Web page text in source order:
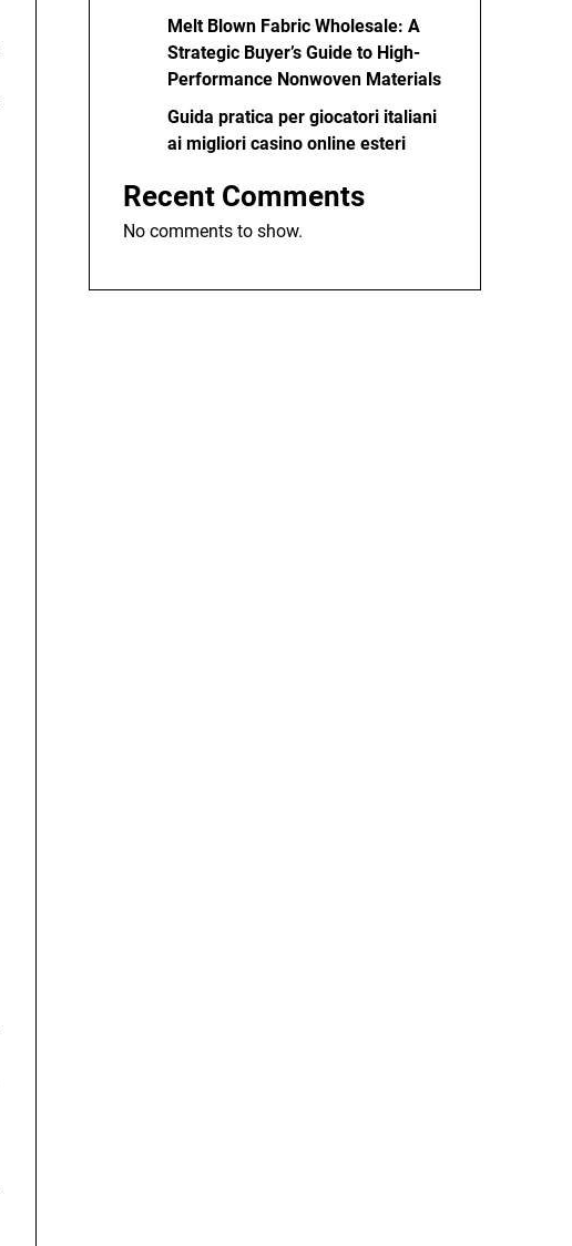
Melt Blown Fabric Wholesale: A
Strategic Buyer’s Guide to High-
Performance Nonwoven Materials
Guida pratica per giocatori italiani
ai migliori casino online esteri
Recent Comments
No comments to show.